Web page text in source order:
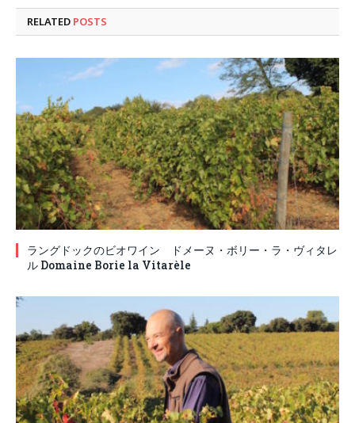
RELATED POSTS
ラングドックのビオワイン ドメーヌ・ボリー・ラ・ヴィタレ
ル Domaine Borie la Vitarèle